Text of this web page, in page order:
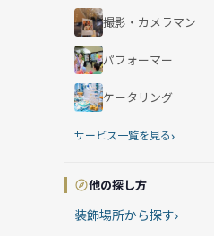
撮影・カメラマン
パフォーマー
ケータリング
サービス一覧を見る›
他の探し方
装飾場所から探す›